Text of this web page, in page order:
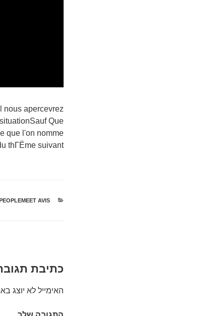
apercevrez
Que
que l'on nomme
thГЁme suivant
קטגוריות
AVIS
כתיבת
האימייל לא יוצג